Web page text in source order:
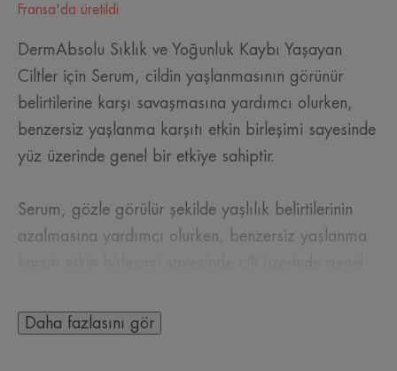
Fransa'da üretildi
DermAbsolu Sıklık ve Yoğunluk Kaybı Yaşayan
Ciltler için Serum, cildin yaşlanmasının görünür
belirtilerine karşı savaşmasına yardımcı olurken,
benzersiz yaşlanma karşıtı etkin birleşimi sayesinde
yüz üzerinde genel bir etkiye sahiptir.
Serum, gözle görülür şekilde yaşlılık belirtilerinin
azalmasına yardımcı olurken, benzersiz yaşlanma
• Vanilya Polifenolleri: Dolgunlaştırıcı Hyaluronik
Daha fazlasını gör